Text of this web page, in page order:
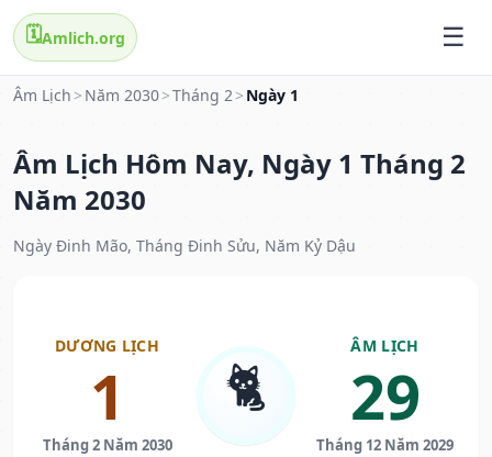
🗓️Amlich.org
Âm Lịch > Năm 2030>Tháng 2> Ngày 1
Âm Lịch Hôm Nay, Ngày 1 Tháng 2
Năm 2030
Ngày Đinh Mão, Tháng Đinh Sửu, Năm Kỷ Dậu
DƯƠNG LỊCH
1
Tháng 2 Năm 2030
🐈
ÂM LỊCH
29
Tháng 12 Năm 2029